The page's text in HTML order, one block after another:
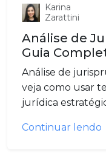
Karina
Zarattini
Análise de
Guia
Análise de
veja como usar
jurídica
Continuar lendo